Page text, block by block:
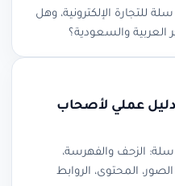
للتجارة الإلكترونية، وهل
والسعودية؟
عملي لأصحاب
الزحف والفهرسة،
المحتوى، الروابط